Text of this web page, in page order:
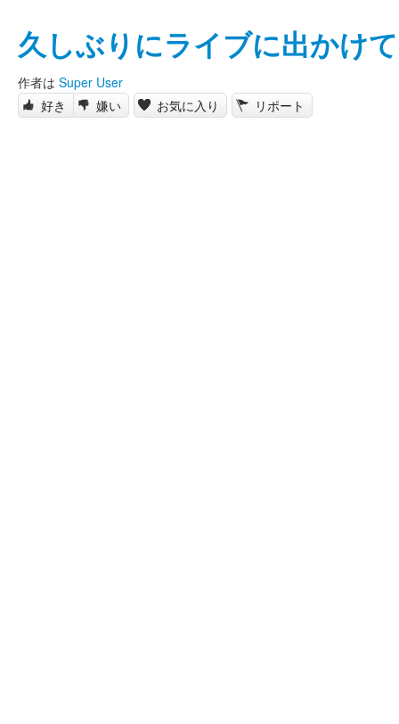
久しぶりにライブに出かけ
作者は Super User
好き
嫌い お気に入り リポート